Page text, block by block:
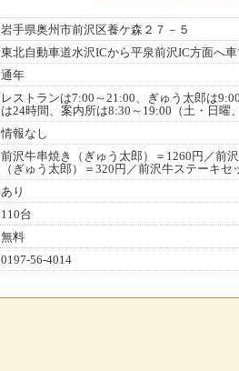
岩手県奥州市前沢区養ケ森２７－５
東北自動車道水沢ICから平泉前沢IC方面へ
通年
レストランは7:00～21:00、ぎゅう太郎は
は24時間、案内所は8:30～19:00（土・日曜
情報なし
前沢牛串焼き（ぎゅう太郎）＝1260円／前
（ぎゅう太郎）＝320円／前沢牛ステーキ
あり
110台
無料
0197-56-4014